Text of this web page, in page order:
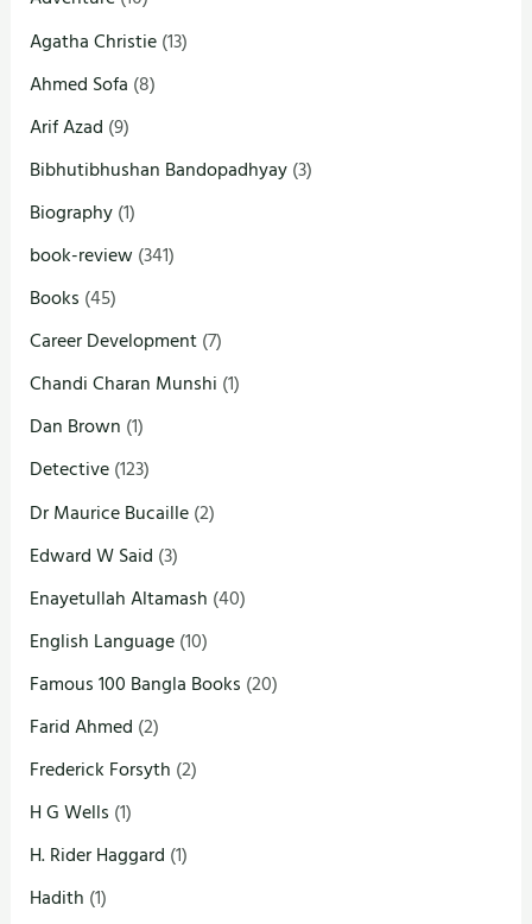
Agatha Christie(13)
Ahmed Sofa (8)
Arif Azad (9)
Bibhutibhushan Bandopadhyay(3)
Biography(1)
book-review(341)
Books (45)
Career Development(7)
Chandi Charan Munshi (1)
Dan Brown (1)
Detective(123)
Dr Maurice Bucaille(2)
Edward W Said (3)
Enayetullah Altamash (40)
English Language(10)
Famous 100 Bangla Books (20)
Farid Ahmed (2)
Frederick Forsyth (2)
H G Wells (1)
H. Rider Haggard (1)
Hadith (1)